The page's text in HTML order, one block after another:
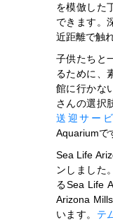
を模倣した
できます。
近距離で触
子供たちと
るために、
館に行かな
さんの選択
送迎サー
Aquariumで
Sea Life
ンしました
るSea Life
Arizona
います。 テ